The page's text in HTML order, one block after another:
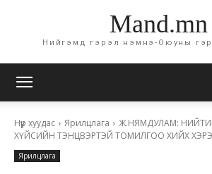
Mand.mn
Нийгэмд гэрэл нэмнэ-Оюуны
Нүүр хуудас Ярилцлага
Ж.НЯМДУЛАМ:
ХҮЙСИЙН ТЭНЦВЭРТЭЙ ТОМИЛГОО ХИЙХ
Ярилцлага